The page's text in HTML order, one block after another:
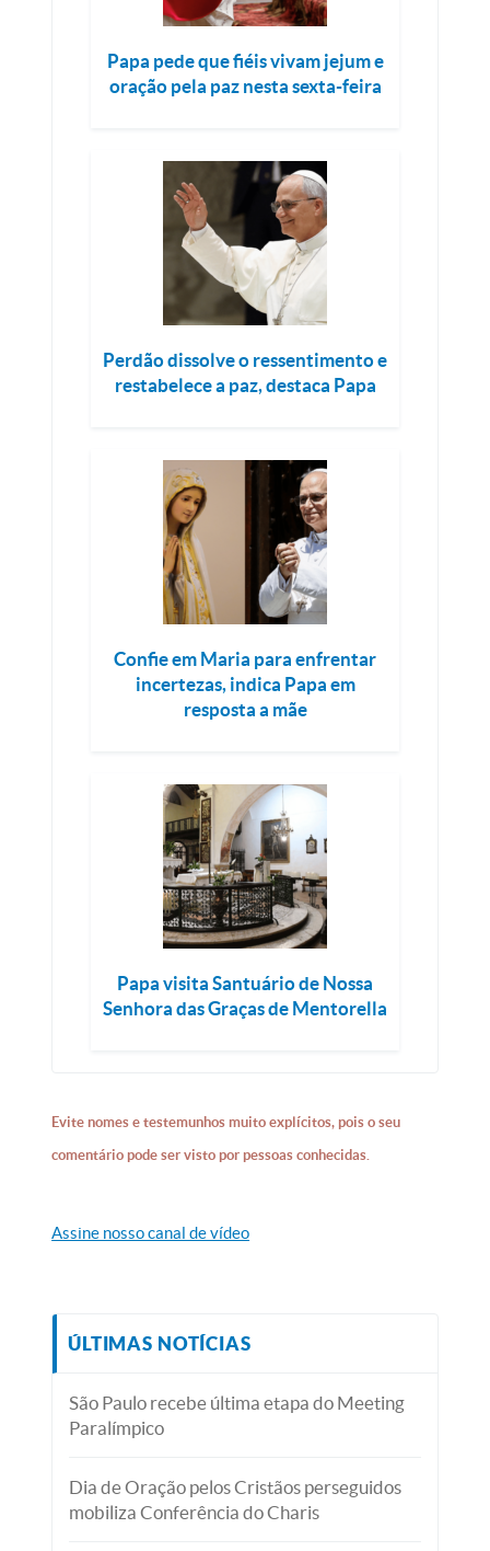
Papa pede que fiéis vivam jejum e
oração pela paz nesta sexta-feira
Perdão dissolve o ressentimento e
restabelece a paz, destaca Papa
Confie em Maria para enfrentar
incertezas, indica Papa em
resposta a mãe
Papa visita Santuário de Nossa
Senhora das Graças de Mentorella
Evite nomes e testemunhos muito explícitos, pois o seu
comentário pode ser visto por pessoas conhecidas.
Assine nosso canal de vídeo
ÚLTIMAS NOTÍCIAS
São Paulo recebe última etapa do Meeting
Paralímpico
Dia de Oração pelos Cristãos perseguidos
mobiliza Conferência do Charis